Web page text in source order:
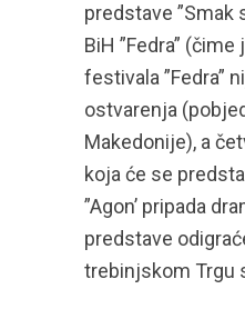
predstave ”Smak
BiH ”Fedra”
festivala ”Fedra”
ostvarenja
Makedonije), a
koja će se
”Agon’ pripada
predstave
trebinjskom Trgu